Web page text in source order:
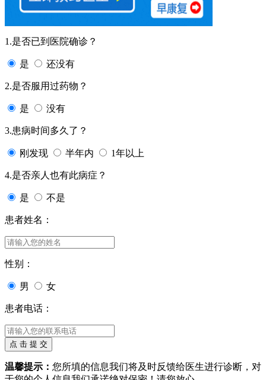
1.是否已到医院确诊？
是 还没有
2.是否服用过药物？
是 没有
3.患病时间多久了？
刚发现 半年内 1年以上
4.是否亲人也有此病症？
是 不是
患者姓名：
性别：
男 女
患者电话：
温馨提示： 您所填的信息我们将及时反馈给医生进行诊断，对